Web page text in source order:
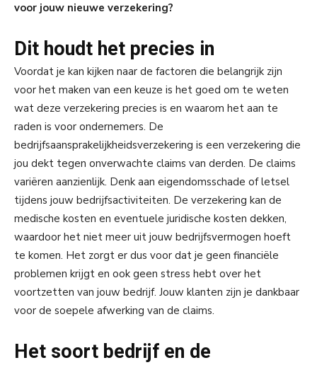
voor jouw nieuwe verzekering?
Dit houdt het precies in
Voordat je kan kijken naar de factoren die belangrijk zijn
voor het maken van een keuze is het goed om te weten
wat deze verzekering precies is en waarom het aan te
raden is voor ondernemers. De
bedrijfsaansprakelijkheidsverzekering is een verzekering die
jou dekt tegen onverwachte claims van derden. De claims
variëren aanzienlijk. Denk aan eigendomsschade of letsel
tijdens jouw bedrijfsactiviteiten. De verzekering kan de
medische kosten en eventuele juridische kosten dekken,
waardoor het niet meer uit jouw bedrijfsvermogen hoeft
te komen. Het zorgt er dus voor dat je geen financiële
problemen krijgt en ook geen stress hebt over het
voortzetten van jouw bedrijf. Jouw klanten zijn je dankbaar
voor de soepele afwerking van de claims.
Het soort bedrijf en de